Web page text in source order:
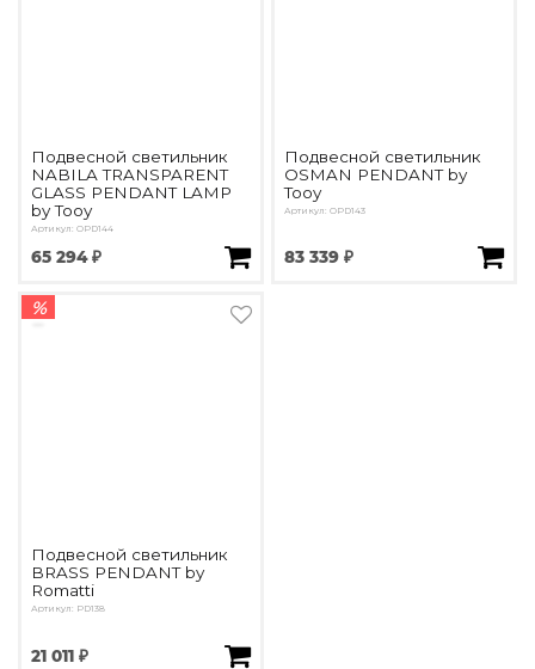
Подвесной светильник
NABILA TRANSPARENT
GLASS PENDANT LAMP
by Tooy
Артикул: OPD144
65 294 ₽
Подвесной светильник
OSMAN PENDANT by
Tooy
Артикул: OPD143
83 339 ₽
%
Подвесной светильник
BRASS PENDANT by
Romatti
Артикул: PD138
21 011 ₽